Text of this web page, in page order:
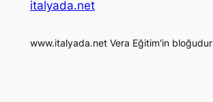
italyada.net
www.italyada.net Vera Eğitim'in bloğudur